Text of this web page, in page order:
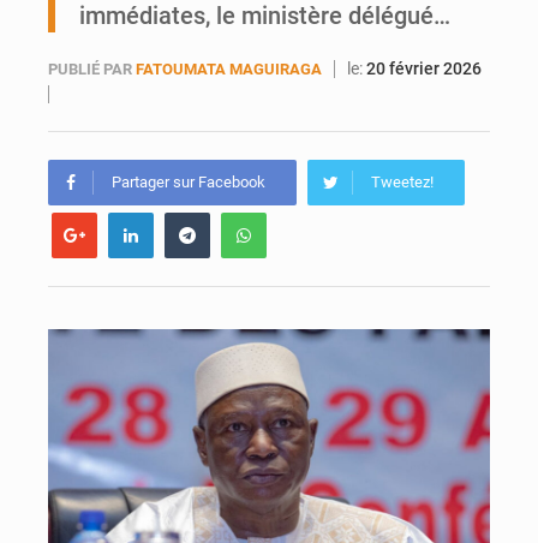
immédiates, le ministère délégué…
PUBLIÉ PAR FATOUMATA MAGUIRAGA le:20 février 2026
Partager sur Facebook Tweetez!